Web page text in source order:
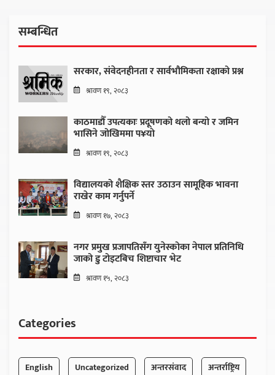
सम्बन्धित
सरकार, संवेदनहीनता र सार्वभौमिकता रक्षाको प्रश्न
श्रावण १९, २०८३
काठमाडौँ उपत्यकाः प्रदूषणको थलो बन्यो र जमिन
भासिने जोखिममा प¥यो
श्रावण १९, २०८३
विद्यालयको शैक्षिक स्तर उठाउन सामूहिक भावना
राखेर काम गर्नुपर्ने
श्रावण १७, २०८३
नगर प्रमुख प्रजापतिसँग युनेस्कोका नेपाल प्रतिनिधि
जाको डु टोइटबिच शिष्टाचार भेट
श्रावण १५, २०८३
Categories
English Uncategorized अन्तरसंवाद
अन्तर्राष्ट्रिय